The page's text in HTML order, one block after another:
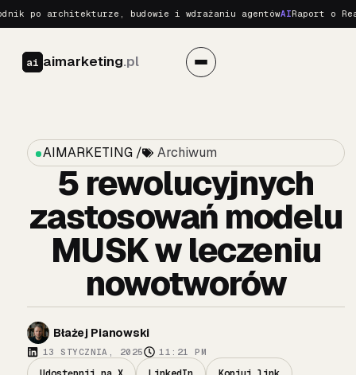
po architekturze, budowie i wdrażaniu agentówAIRaport o
ai aimarketing.pl
AIMARKETING / Archiwum
5 rewolucyjnych
zastosowań modelu
MUSK w leczeniu
nowotworów
Błażej Pianowski
13 STYCZNIA, 2025 11:21 PM